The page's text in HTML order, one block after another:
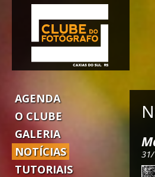
AGENDA
O CLUBE
GALERIA
NOTÍCIAS
TUTORIAIS